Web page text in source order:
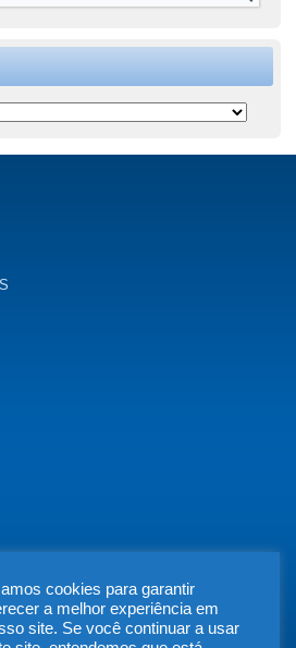
cookies para garantir
a melhor experiência em
site. Se você continuar a usar